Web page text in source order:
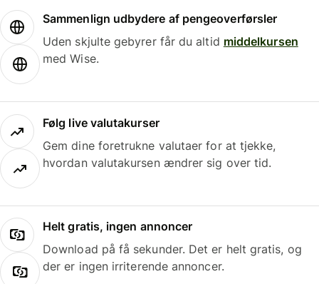
Sammenlign udbydere af pengeoverførsler
Uden skjulte gebyrer får du altid middelkursen
med Wise.
Følg live valutakurser
Gem dine foretrukne valutaer for at tjekke,
hvordan valutakursen ændrer sig over tid.
Helt gratis, ingen annoncer
Download på få sekunder. Det er helt gratis, og
der er ingen irriterende annoncer.